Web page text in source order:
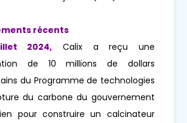
récents
2024, Calix a reçu une
de 10 millions de dollars
du Programme de technologies
du carbone du gouvernement
pour construire un calcinateur